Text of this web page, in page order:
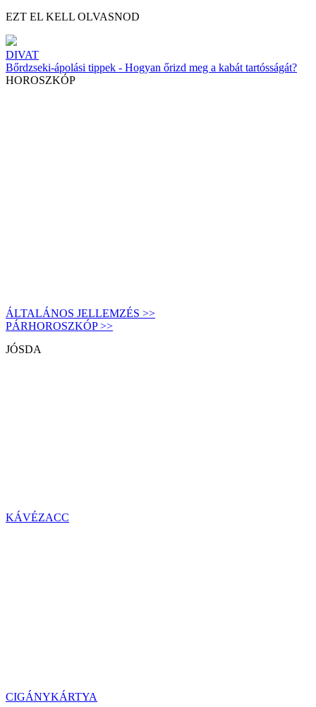
EZT EL KELL OLVASNOD
DIVAT
Bőrdzseki-ápolási tippek - Hogyan őrizd meg a kabát tartósságát?
HOROSZKÓP
ÁLTALÁNOS JELLEMZÉS >>
PÁRHOROSZKÓP >>
JÓSDA
KÁVÉZACC
CIGÁNYKÁRTYA